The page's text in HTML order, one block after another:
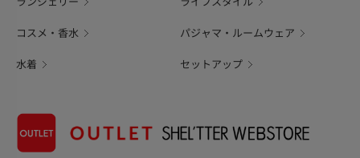
コスメ・香水 パジャマ・ルームウェア
水着 セットアップ